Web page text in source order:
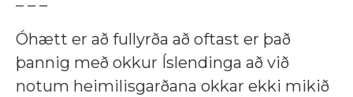
Óhætt er að fullyrða að oftast er það
þannig með okkur Íslendinga að við
notum heimilisgarðana okkar ekki mikið